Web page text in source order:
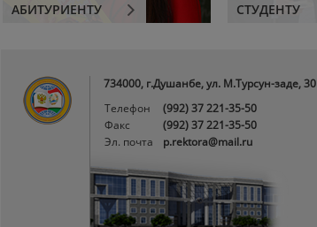
АБИТУРИЕНТУ СТУДЕНТУ
734000, г.Душанбе, ул. М.Турсун-заде, 30
Телефон
(992) 37 221-35-50
Факс
(992) 37 221-35-50
Эл. почта
p.rektora@mail.ru